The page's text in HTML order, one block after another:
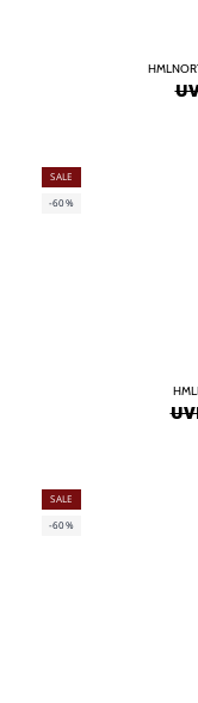
SALE
-60%
SALE
-60%